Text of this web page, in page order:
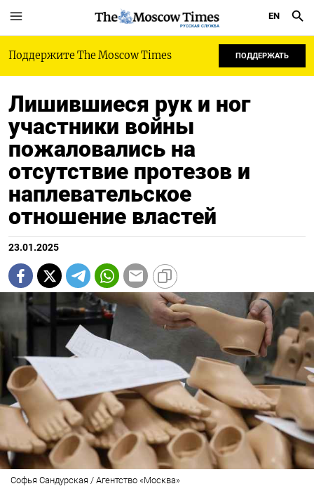
РУССКАЯ СЛУЖБА
EN
Поддержите The Moscow Times ПОДДЕРЖАТЬ
Лишившиеся рук и ног
участники войны
пожаловались на
отсутствие протезов и
наплевательское
отношение властей
23.01.2025
Софья Сандурская / Агентство «Москва»